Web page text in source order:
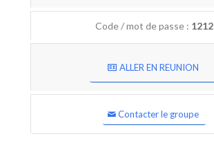
Code / mot de passe : 1212
ALLER EN REUNION
Contacter le groupe